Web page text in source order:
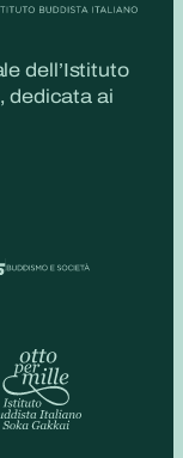
dell’Istituto
dedicata ai